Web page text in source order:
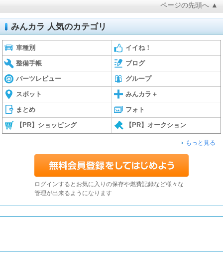
ページの先頭へ ▲
みんカラ 人気のカテゴリ
車種別 イイね！
整備手帳 ブログ
パーツレビュー グループ
スポット みんカラ＋
まとめ フォト
【PR】ショッピング 【PR】オークション
もっと見る
ログインするとお気に入りの保存や燃費記録など様々な
管理が出来るようになります